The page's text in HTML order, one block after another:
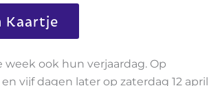
Kaartje
ook hun verjaardag. Op
vijf dagen later op zaterdag 12 april